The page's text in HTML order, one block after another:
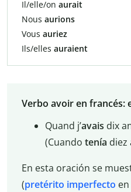
Il/elle/on aurait
Nous aurions
Vous auriez
Ils/elles auraient
Verbo avoir en francés:
Quand j’avais dix
(Cuando tenía diez
En esta oración se
(pretérito imperfecto